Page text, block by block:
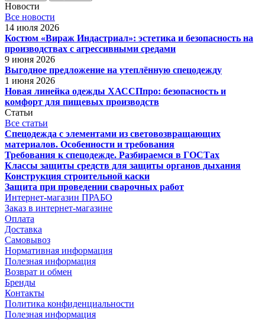
Новости
Все новости
14 июля 2026
Костюм «Вираж Индастриал»: эстетика и безопасность на
производствах с агрессивными средами
9 июня 2026
Выгодное предложение на утеплённую спецодежду
1 июня 2026
Новая линейка одежды ХАССПпро: безопасность и
комфорт для пищевых производств
Статьи
Все статьи
Спецодежда с элементами из световозвращающих
материалов. Особенности и требования
Требования к спецодежде. Разбираемся в ГОСТах
Классы защиты средств для защиты органов дыхания
Конструкция строительной каски
Защита при проведении сварочных работ
Интернет-магазин ПРАБО
Заказ в интернет-магазине
Оплата
Доставка
Самовывоз
Нормативная информация
Полезная информация
Возврат и обмен
Бренды
Контакты
Политика конфиденциальности
Полезная информация